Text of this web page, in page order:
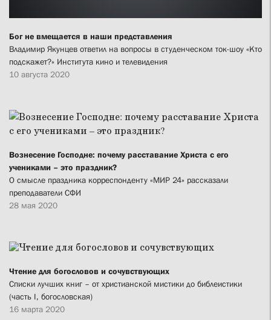
Бог не вмещается в наши представления
Владимир Якунцев ответил на вопросы в студенческом ток-шоу «Кто
подскажет?» Института кино и телевидения
10 августа 2020
Вознесение Господне: почему расставание Христа с его
учениками – это праздник?
О смысле праздника корреспонденту «МИР 24» рассказали
преподаватели СФИ
28 мая 2020
Чтение для богословов и сочувствующих
Списки лучших книг – от христианской мистики до библеистики
(часть I, богословская)
16 марта 2020